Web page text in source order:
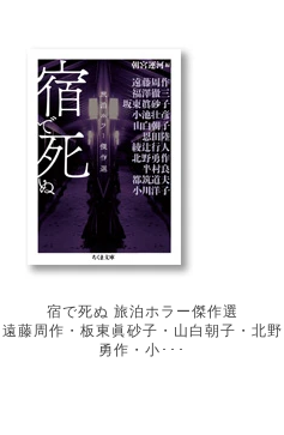
宿で死ぬ 旅泊ホラー傑作選
遠藤周作・板東眞砂子・山白朝子・北野
勇作・小･･･